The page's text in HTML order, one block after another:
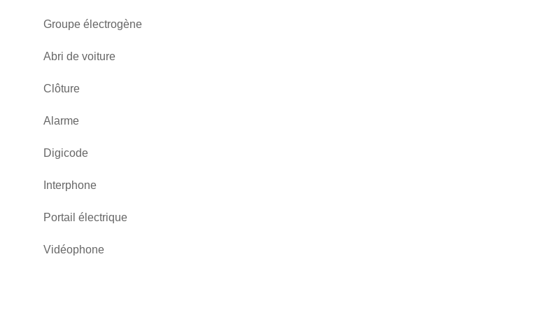
Groupe électrogène
Abri de voiture
Clôture
Alarme
Digicode
Interphone
Portail électrique
Vidéophone